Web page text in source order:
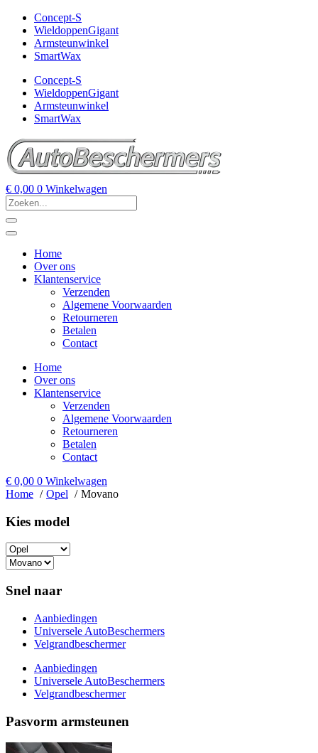
Concept-S
WieldoppenGigant
Armsteunwinkel
SmartWax
Concept-S
WieldoppenGigant
Armsteunwinkel
SmartWax
€ 0,00 0 Winkelwagen
Home
Over ons
Klantenservice
Verzenden
Algemene Voorwaarden
Retourneren
Betalen
Contact
Home
Over ons
Klantenservice
Verzenden
Algemene Voorwaarden
Retourneren
Betalen
Contact
€ 0,00 0 Winkelwagen
Home
Opel Movano
Kies model​
Snel naar
Aanbiedingen
Universele AutoBeschermers
Velgrandbeschermer
Aanbiedingen
Universele AutoBeschermers
Velgrandbeschermer
Pasvorm armsteunen